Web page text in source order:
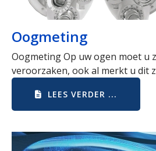
Oogmeting
Oogmeting Op uw ogen moet u
veroorzaken, ook al merkt u dit
LEES VERDER ...